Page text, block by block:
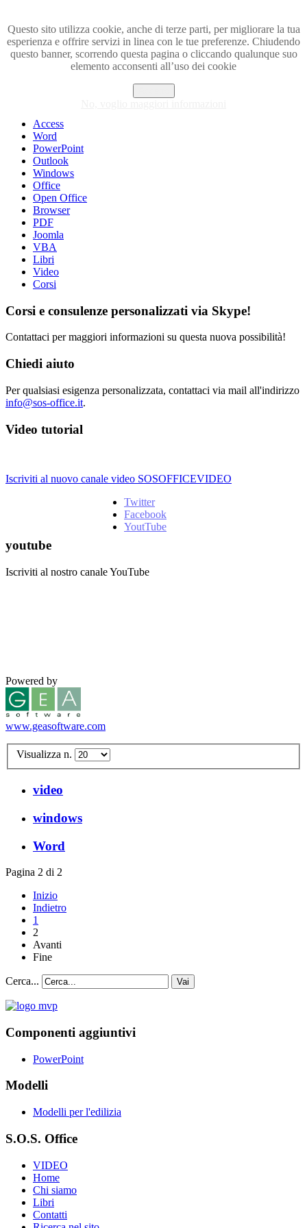
Questo sito utilizza cookie, anche di terze parti, per migliorare la tua
esperienza e offrire servizi in linea con le tue preferenze. Chiudendo
questo banner, scorrendo questa pagina o cliccando qualunque suo
elemento acconsenti all’uso dei cookie
Visita i forum di SOS-OFFICE
Access
Word
PowerPoint
Outlook
Windows
Office
Open Office
Browser
PDF
Joomla
VBA
Libri
Video
Corsi
Corsi e consulenze personalizzati via Skype!
Contattaci per maggiori informazioni su questa nuova possibilità!
Chiedi aiuto
Per qualsiasi esigenza personalizzata, contattaci via mail all'indirizzo
info@sos-office.it.
Video tutorial
Iscriviti al nuovo canale video SOSOFFICEVIDEO
Twitter
Facebook
YoutTube
youtube
Iscriviti al nostro canale YouTube
Powered by
www.geasoftware.com
Visualizza n.
video
windows
Word
Pagina 2 di 2
Inizio
Indietro
1
2
Avanti
Fine
Cerca... Vai
Componenti aggiuntivi
PowerPoint
Modelli
Modelli per l'edilizia
S.O.S. Office
VIDEO
Home
Chi siamo
Libri
Contatti